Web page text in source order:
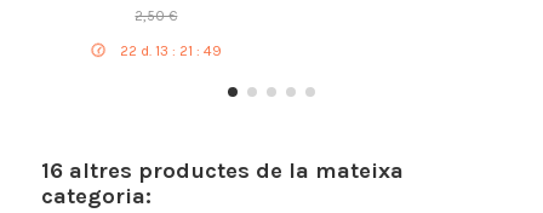
2,50 €
22 d. 13 : 21 : 48
16 altres productes de la mateixa
categoria: